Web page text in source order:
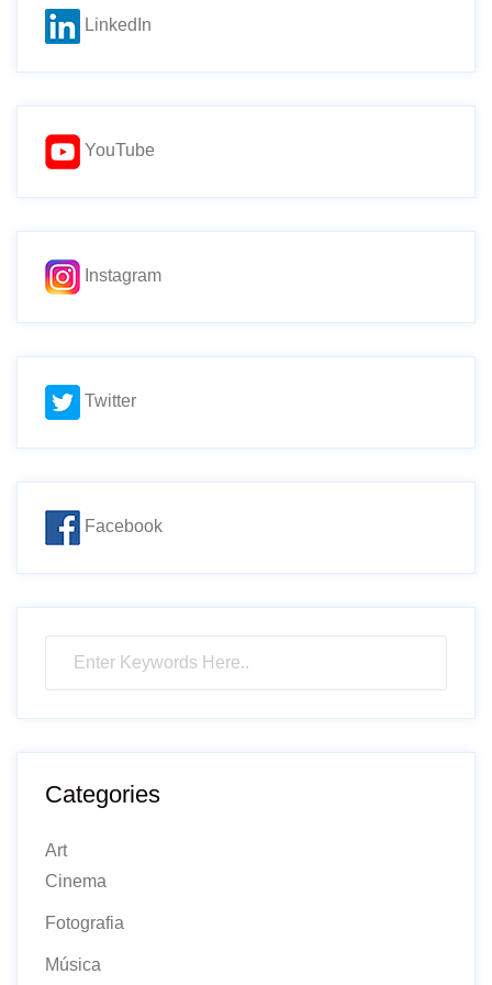
LinkedIn
YouTube
Instagram
Twitter
Facebook
Categories
Art
Cinema
Fotografia
Música